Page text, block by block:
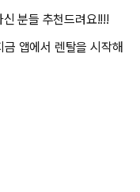
분들 추천드려요!!!!
앱에서 렌탈을 시작해